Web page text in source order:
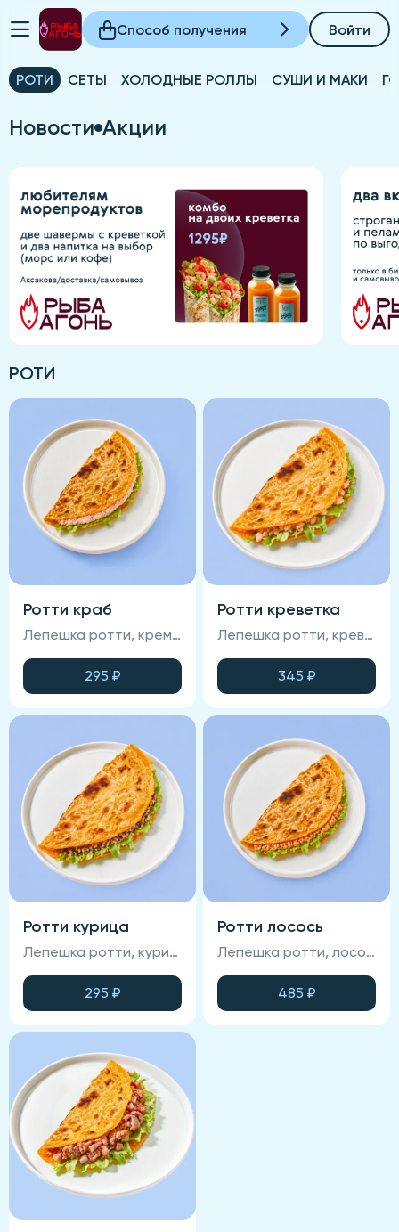
Способ получения Войти
РОТИ СЕТЫ ХОЛОДНЫЕ РОЛЛЫ СУШИ И МАКИ
Новости Акции
РОТИ
Ротти краб
Лепешка ротти, крем краб, манго чили, сатал айсберг
295 ₽
Ротти креветка
Лепешка ротти, креветка, салат айсбер, сливочный сыр
345 ₽
Ротти курица
Лепешка ротти, курица терияки, салат айсберг, древесные грибы
295 ₽
Ротти лосось
Лепешка ротти, лосось терияки, салат айсберг,
485 ₽